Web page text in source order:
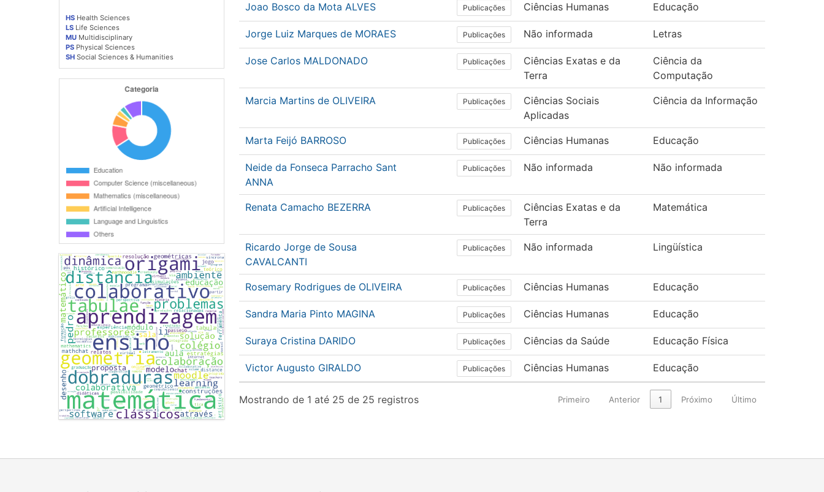
HS Health Sciences
LS Life Sciences
MU Multidisciplinary
PS Physical Sciences
SH Social Sciences & Humanities
Joao Bosco da Mota ALVES Publicações Ciências Humanas Educação
Jorge Luiz Marques de MORAES Publicações Não informada Letras
Jose Carlos MALDONADO Publicações
Ciências Exatas e da
Terra
Ciência da
Computação
Marcia Martins de OLIVEIRA Publicações
Ciências Sociais
Aplicadas
Ciência da Informação
Marta Feijó BARROSO Publicações Ciências Humanas Educação
Neide da Fonseca Parracho Sant
ANNA
Publicações Não informada Não informada
Renata Camacho BEZERRA Publicações
Ciências Exatas e da
Terra
Matemática
Ricardo Jorge de Sousa
CAVALCANTI
Publicações Não informada Lingüística
Rosemary Rodrigues de OLIVEIRA Publicações Ciências Humanas Educação
Sandra Maria Pinto MAGINA Publicações Ciências Humanas Educação
Suraya Cristina DARIDO Publicações Ciências da Saúde Educação Física
Victor Augusto GIRALDO Publicações Ciências Humanas Educação
Mostrando de 1 até 25 de 25 registros Primeiro Anterior 1 Próximo Último